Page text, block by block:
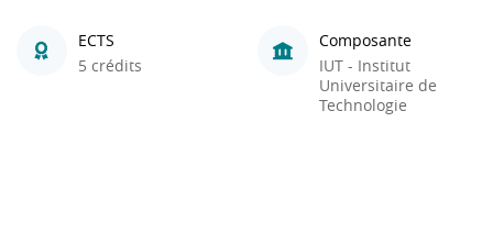
ECTS
5 crédits
Composante
IUT - Institut
Universitaire de
Technologie